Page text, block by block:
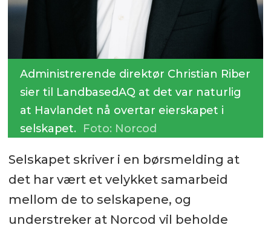
Administrerende direktør Christian Riber
sier til LandbasedAQ at det var naturlig
at Havlandet nå overtar eierskapet i
selskapet. Foto: Norcod
Selskapet skriver i en børsmelding at
det har vært et velykket samarbeid
mellom de to selskapene, og
understreker at Norcod vil beholde